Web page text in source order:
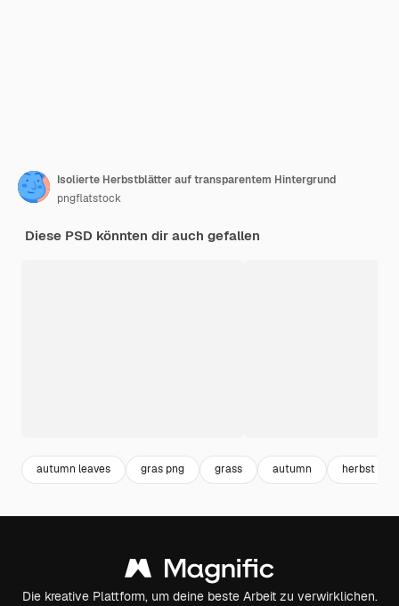
Isolierte Herbstblätter auf transparentem Hintergrund
pngflatstock
Diese PSD könnten dir auch gefallen
autumn leaves gras png grass autumn herbst
Die kreative Plattform, um deine beste Arbeit zu verwirklichen.